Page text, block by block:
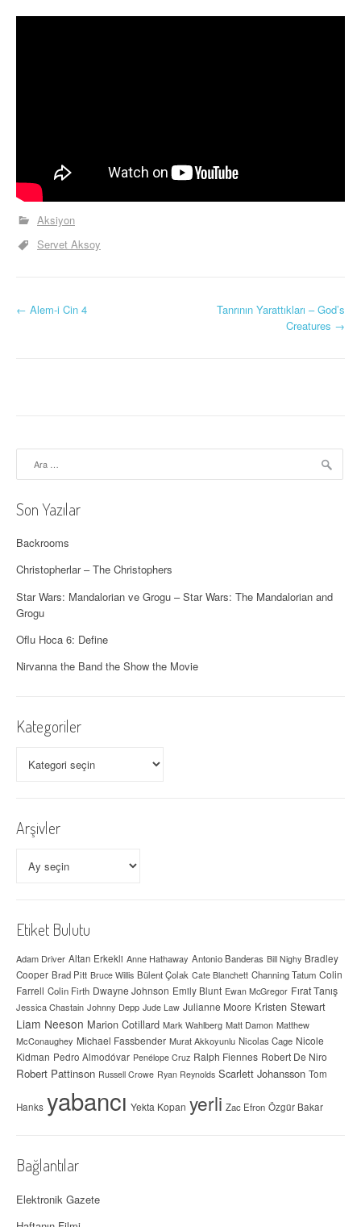
Aksiyon
Servet Aksoy
Y
l
a
ş
ı
m
ı
← Alem-i Cin 4
Tanrının Yarattıkları – God’s
Creatures →
Son Yazılar
Backrooms
Christopherlar – The Christophers
Star Wars: Mandalorian ve Grogu – Star Wars: The Mandalorian and
Grogu
Oflu Hoca 6: Define
Nirvanna the Band the Show the Movie
Kategoriler
Arşivler
Etiket Bulutu
Adam Driver Altan Erkekli Anne Hathaway Antonio Banderas Bill Nighy Bradley
Cooper Brad Pitt Bruce Willis Bülent Çolak Cate Blanchett Channing Tatum Colin
Farrell Colin Firth Dwayne Johnson Emily Blunt Ewan McGregor Fırat Tanış
Jessica Chastain Johnny Depp Jude Law Julianne Moore Kristen Stewart
Liam Neeson Marion Cotillard Mark Wahlberg Matt Damon Matthew
McConaughey Michael Fassbender Murat Akkoyunlu Nicolas Cage Nicole
Kidman Pedro Almodóvar Penélope Cruz Ralph Fiennes Robert De Niro
Robert Pattinson Russell Crowe Ryan Reynolds Scarlett Johansson Tom
Hanks yabancı Yekta Kopan yerli Zac Efron Özgür Bakar
Bağlantılar
Elektronik Gazete